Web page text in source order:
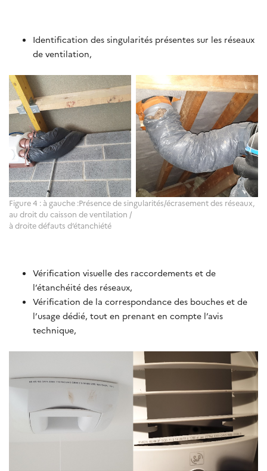
Identification des singularités présentes sur les réseaux
de ventilation,
Figure 4 : à gauche :Présence de singularités/écrasement des réseaux,
au droit du caisson de ventilation /
à droite défauts d’étanchiété
Vérification visuelle des raccordements et de
l’étanchéité des réseaux,
Vérification de la correspondance des bouches et de
l’usage dédié, tout en prenant en compte l’avis
technique,